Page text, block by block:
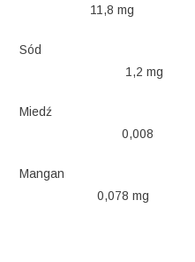
11,8 mg
1,2 mg
0,008
0,078 mg